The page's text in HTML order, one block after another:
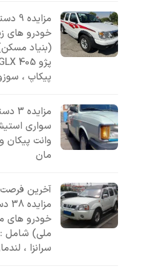
خودرو های
(بنیاد
پیکاپ ،
سواری
وانت پیکان
مان
آخرین
خودرو های
ملی) شامل :
سرانزا ،